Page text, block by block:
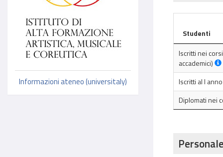
Informazioni ateneo (universitaly)
Studenti
Iscritti nei
accademici)
Iscritti al I
Diplomati nei